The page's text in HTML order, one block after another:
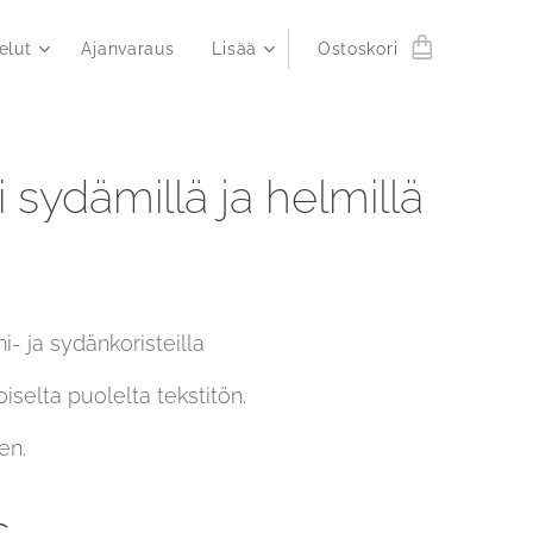
Ajanvaraus Lisää Ostoskori
sydämillä ja helmillä
ja sydänkoristeilla
puolelta tekstitön.